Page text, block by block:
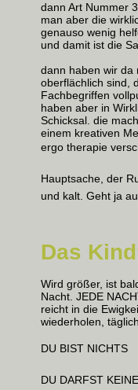
dann Art Nummer
man aber die
genauso wenig
und damit ist die
dann haben wir da
oberflächlich sind,
Fachbegriffen
haben aber in
Schicksal. die
einem kreativen
ergo therapie
Hauptsache, der
und kalt. Geht ja
Das
Wird größer, ist
Nacht. JEDE
reicht in die
wiederholen,
DU BIST NICHTS
DU DARFST